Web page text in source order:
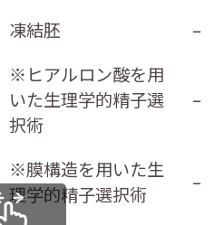
凍結胚
–
※ヒアルロン酸を用
いた生理学的精子選
択術
–
※膜構造を用いた生
理学的精子選択術
–